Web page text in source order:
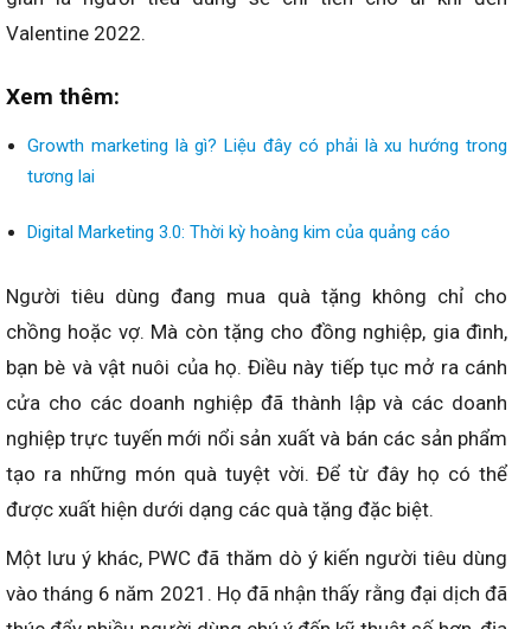
Valentine 2022.
Xem thêm:
Growth marketing là gì? Liệu đây có phải là xu hướng trong
tương lai
Digital Marketing 3.0: Thời kỳ hoàng kim của quảng cáo
Người tiêu dùng đang mua quà tặng không chỉ cho
chồng hoặc vợ. Mà còn tặng cho đồng nghiệp, gia đình,
bạn bè và vật nuôi của họ. Điều này tiếp tục mở ra cánh
cửa cho các doanh nghiệp đã thành lập và các doanh
nghiệp trực tuyến mới nổi sản xuất và bán các sản phẩm
tạo ra những món quà tuyệt vời. Để từ đây họ có thể
được xuất hiện dưới dạng các quà tặng đặc biệt.
Một lưu ý khác, PWC đã thăm dò ý kiến người tiêu dùng
vào tháng 6 năm 2021. Họ đã nhận thấy rằng đại dịch đã